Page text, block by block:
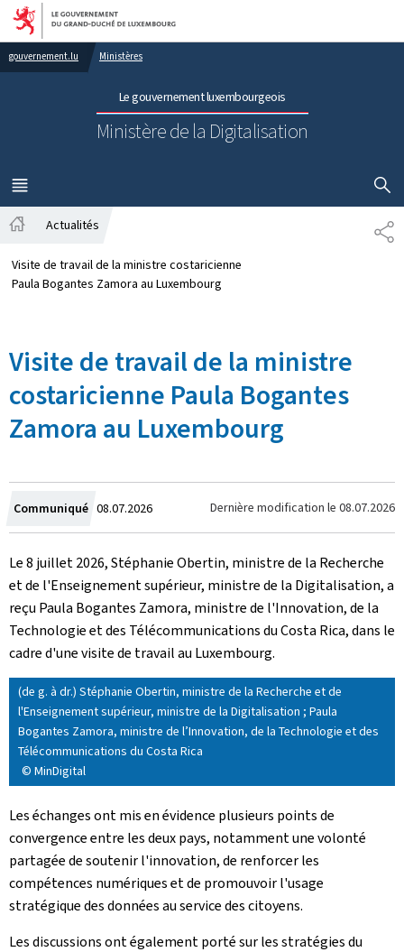
Aller au menu principal
Aller au contenu
gouvernement.lu Ministères
Le gouvernement luxembourgeois
Ministère de la Digitalisation
MENU
PRINCIPAL
Actualités
Visite de travail de la ministre costaricienne
Paula Bogantes Zamora au Luxembourg
Visite de travail de la ministre
costaricienne Paula Bogantes
Zamora au Luxembourg
Communiqué Crée
le
08.07.2026 Dernière modification le 08.07.2026
Le 8 juillet 2026, Stéphanie Obertin, ministre de la Recherche
et de l'Enseignement supérieur, ministre de la Digitalisation, a
reçu Paula Bogantes Zamora, ministre de l'Innovation, de la
Technologie et des Télécommunications du Costa Rica, dans le
cadre d'une visite de travail au Luxembourg.
(de g. à dr.) Stéphanie Obertin, ministre de la Recherche et de
l'Enseignement supérieur, ministre de la Digitalisation ; Paula
Bogantes Zamora, ministre de l’Innovation, de la Technologie et des
Télécommunications du Costa Rica
© MinDigital
Les échanges ont mis en évidence plusieurs points de
convergence entre les deux pays, notamment une volonté
partagée de soutenir l'innovation, de renforcer les
compétences numériques et de promouvoir l'usage
stratégique des données au service des citoyens.
Les discussions ont également porté sur les stratégies du